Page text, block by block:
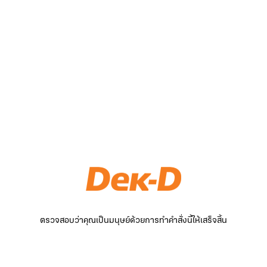
ตรวจสอบว่าคุณเป็นมนุษย์ด้วยการทำคำสั่งนี้ให้เสร็จสิ้น